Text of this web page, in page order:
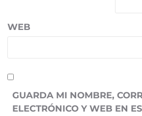
WEB
GUARDA MI NOMBRE,
ELECTRÓNICO Y WEB EN